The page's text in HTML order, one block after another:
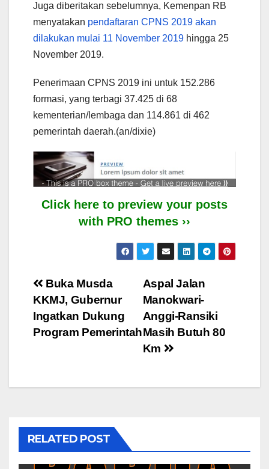
Juga diberitakan sebelumnya, Kemenpan RB
menyatakan pendaftaran CPNS 2019 akan
dilakukan mulai 11 November 2019 hingga 25
November 2019.
Penerimaan CPNS 2019 ini untuk 152.286
formasi, yang terbagi 37.425 di 68
kementerian/lembaga dan 114.861 di 462
pemerintah daerah.(an/dixie)
Click here to preview your posts
with PRO themes ››
Post
navigation
Aspal Jalan
Manokwari-
Anggi-Ransiki
Masih Butuh 80
Km
Buka Musda
KKMJ, Gubernur
Ingatkan Dukung
Program Pemerintah
RELATED POST